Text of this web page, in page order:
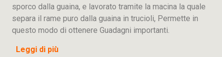
sporco dalla guaina, e lavorato tramite la macina la quale
separa il rame puro dalla guaina in trucioli, Permette in
questo modo di ottenere Guadagni importanti.
Leggi di più